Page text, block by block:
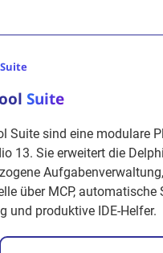
Suite
Suite sind eine modulare
13. Sie erweitert die
über MCP, automatische
und produktive IDE-Helfer.